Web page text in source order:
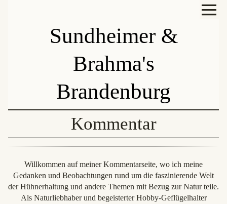
Sundheimer &
Brahma's
Brandenburg
Kommentar
Willkommen auf meiner Kommentarseite, wo ich meine
Gedanken und Beobachtungen rund um die faszinierende Welt
der Hühnerhaltung und andere Themen mit Bezug zur Natur teile.
Als Naturliebhaber und begeisterter Hobby-Geflügelhalter